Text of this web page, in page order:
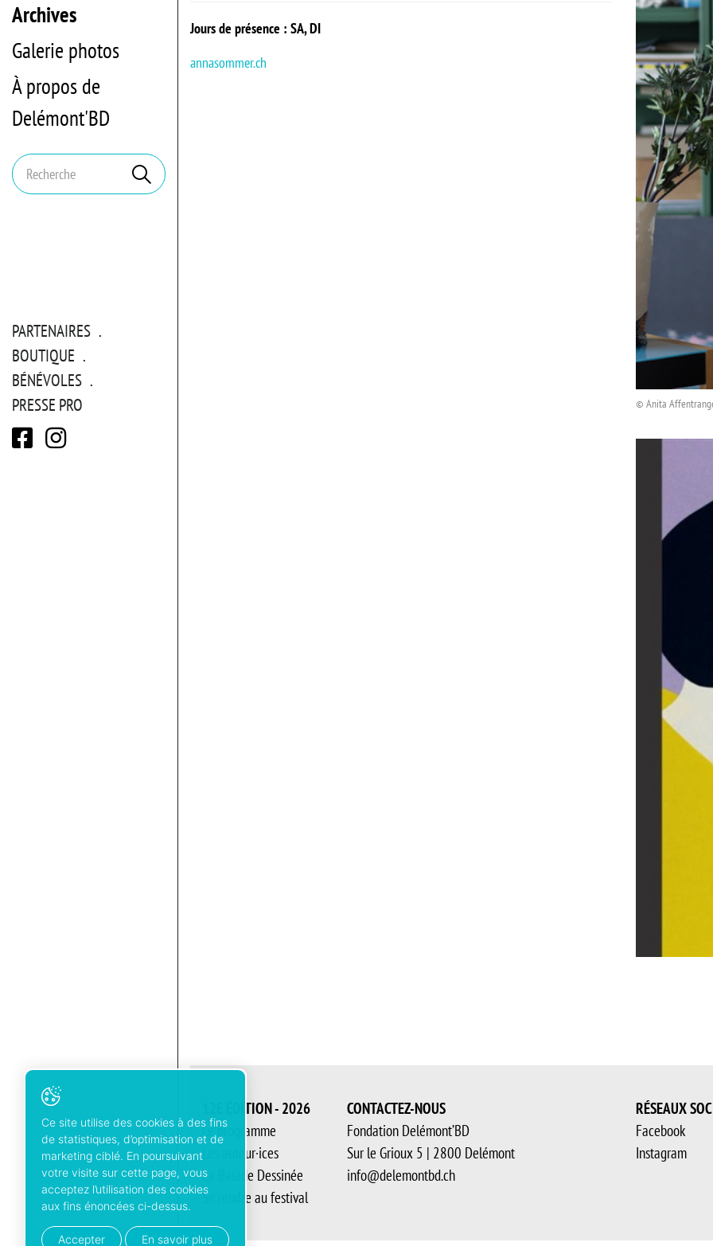
Archives
Galerie photos
À propos de
Delémont'BD
Mots
clés
Rechercher
PARTENAIRES
BOUTIQUE
BÉNÉVOLES
PRESSE PRO
Jours de présence : SA, DI
annasommer.ch
© Anita
12E ÉDITION - 2026
Le programme
Les auteur·ices
La Balade Dessinée
Se rendre au festival
CONTACTEZ-NOUS
Fondation Delémont’BD
Sur le Grioux 5 | 2800 Delémont
info@delemontbd.ch
RÉSEAUX
Facebook
Instagram
Ce site utilise des cookies à des fins
de statistiques, d’optimisation et de
marketing ciblé. En poursuivant
votre visite sur cette page, vous
acceptez l’utilisation des cookies
aux fins énoncées ci-dessus.
Accepter En savoir plus